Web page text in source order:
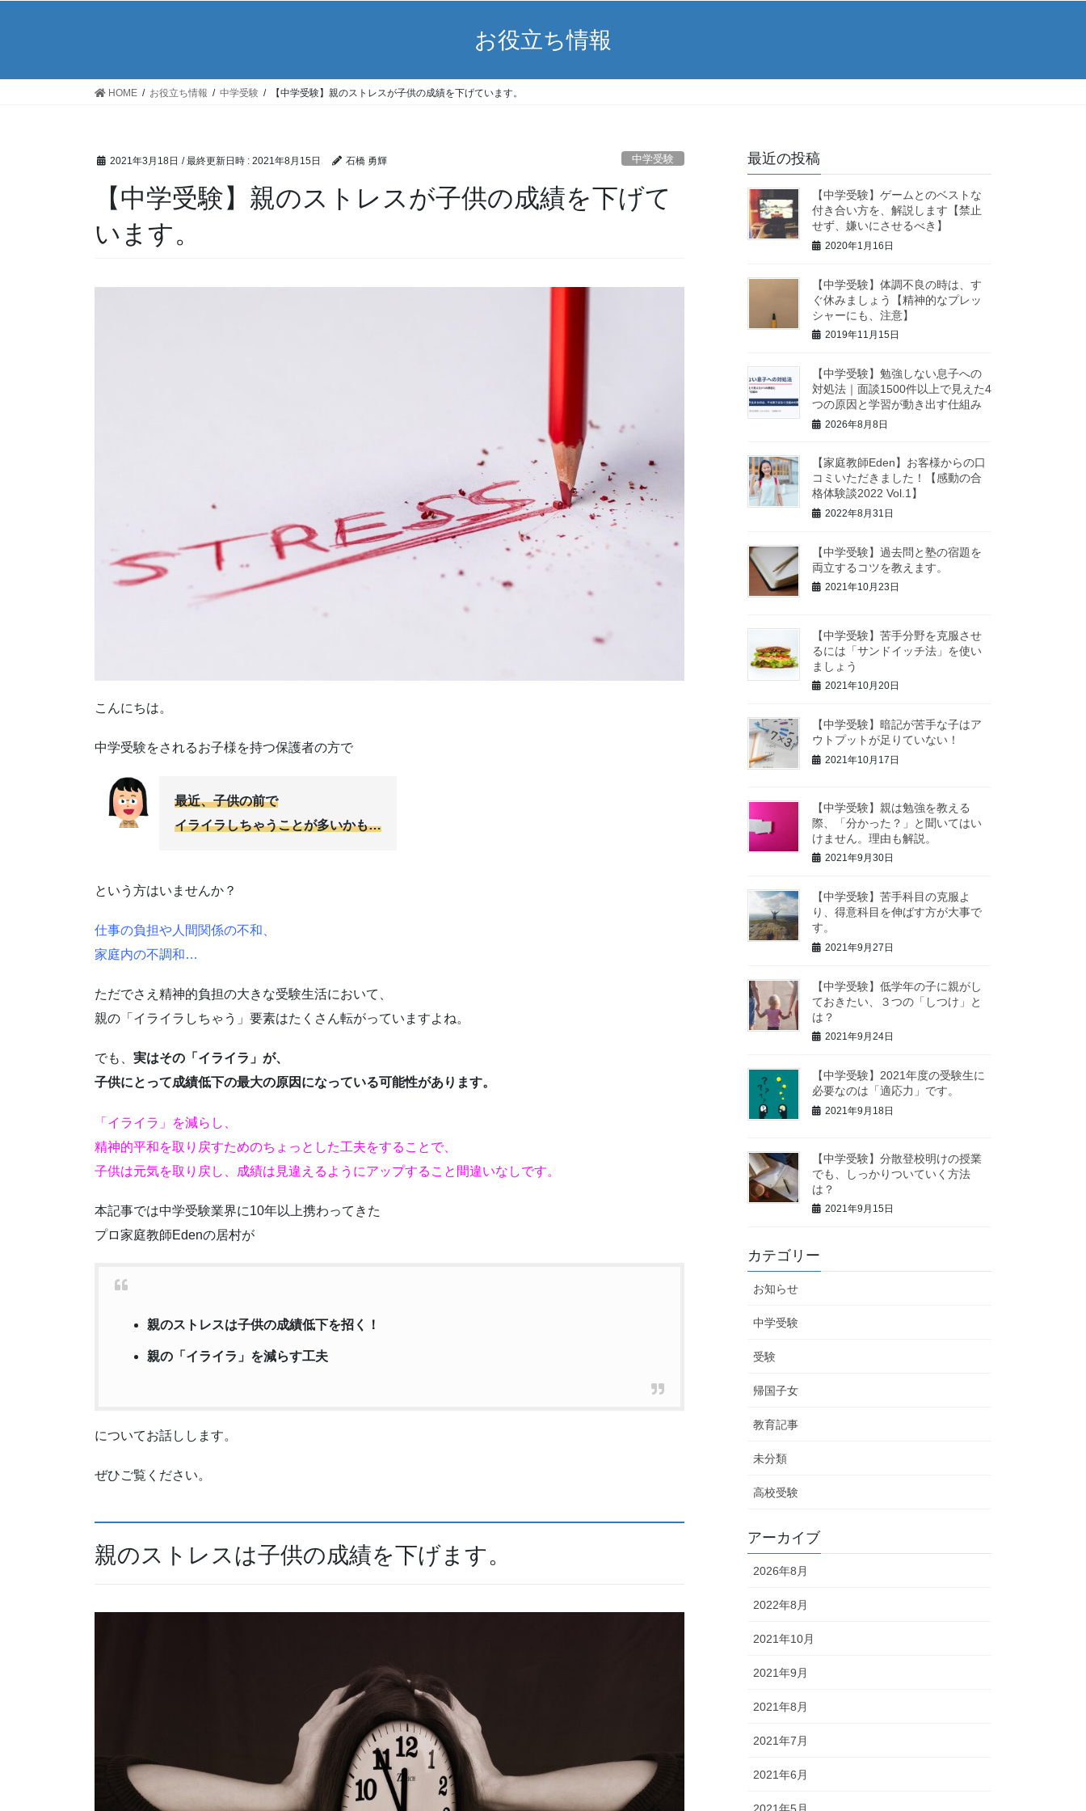
お役立ち情報
HOME お役立ち情報 中学受験 【中学受験】親のストレスが子供の成績を下げています。
2021年3月18日 / 最終更新日時 : 2021年8月15日 石橋 勇輝 中学受験
【中学受験】親のストレスが子供の成績を下げて
います。
こんにちは。
中学受験をされるお子様を持つ保護者の方で
最近、子供の前で
イライラしちゃうことが多いかも…
という方はいませんか？
仕事の負担や人間関係の不和、
家庭内の不調和…
ただでさえ精神的負担の大きな受験生活において、
親の「イライラしちゃう」要素はたくさん転がっていますよね。
でも、 実はその「イライラ」が、
子供にとって成績低下の最大の原因になっている可能性があります。
「イライラ」を減らし、
精神的平和を取り戻すためのちょっとした工夫をすることで、
子供は元気を取り戻し、成績は見違えるようにアップすること間違いなしです。
本記事では中学受験業界に10年以上携わってきた
プロ家庭教師Edenの居村が
親のストレスは子供の成績低下を招く！
親の「イライラ」を減らす工夫
についてお話しします。
ぜひご覧ください。
親のストレスは子供の成績を下げます。
最近の投稿
【中学受験】ゲームとのベストな
付き合い方を、解説します【禁止
せず、嫌いにさせるべき】
2020年1月16日
【中学受験】体調不良の時は、す
ぐ休みましょう【精神的なプレッ
シャーにも、注意】
2019年11月15日
【中学受験】勉強しない息子への
対処法｜面談1500件以上で見えた4
つの原因と学習が動き出す仕組み
2026年8月8日
【家庭教師Eden】お客様からの口
コミいただきました！【感動の合
格体験談2022 Vol.1】
2022年8月31日
【中学受験】過去問と塾の宿題を
両立するコツを教えます。
2021年10月23日
【中学受験】苦手分野を克服させ
るには「サンドイッチ法」を使い
ましょう
2021年10月20日
【中学受験】暗記が苦手な子はア
ウトプットが足りていない！
2021年10月17日
【中学受験】親は勉強を教える
際、「分かった？」と聞いてはい
けません。理由も解説。
2021年9月30日
【中学受験】苦手科目の克服よ
り、得意科目を伸ばす方が大事で
す。
2021年9月27日
【中学受験】低学年の子に親がし
ておきたい、３つの「しつけ」と
は？
2021年9月24日
【中学受験】2021年度の受験生に
必要なのは「適応力」です。
2021年9月18日
【中学受験】分散登校明けの授業
でも、しっかりついていく方法
は？
2021年9月15日
カテゴリー
お知らせ
中学受験
受験
帰国子女
教育記事
未分類
高校受験
アーカイブ
2026年8月
2022年8月
2021年10月
2021年9月
2021年8月
2021年7月
2021年6月